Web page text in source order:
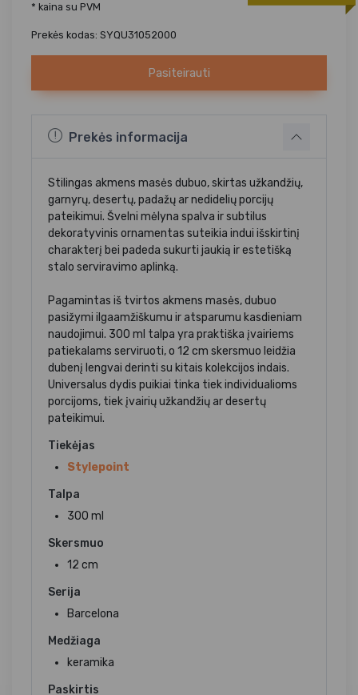
* kaina su PVM
Prekės kodas: SYQU31052000
Pasiteirauti
Prekės informacija
Stilingas akmens masės dubuo, skirtas užkandžių,
garnyrų, desertų, padažų ar nedidelių porcijų
pateikimui. Švelni mėlyna spalva ir subtilus
dekoratyvinis ornamentas suteikia indui išskirtinį
charakterį bei padeda sukurti jaukią ir estetišką
stalo serviravimo aplinką.
Pagamintas iš tvirtos akmens masės, dubuo
pasižymi ilgaamžiškumu ir atsparumu kasdieniam
naudojimui. 300 ml talpa yra praktiška įvairiems
patiekalams serviruoti, o 12 cm skersmuo leidžia
dubenį lengvai derinti su kitais kolekcijos indais.
Universalus dydis puikiai tinka tiek individualioms
porcijoms, tiek įvairių užkandžių ar desertų
pateikimui.
Tiekėjas
Stylepoint
Talpa
300 ml
Skersmuo
12 cm
Serija
Barcelona
Medžiaga
keramika
Paskirtis